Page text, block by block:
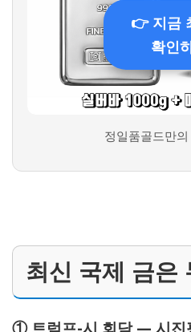
👉 지금
확인
정일품골드만
최신 국제 금은